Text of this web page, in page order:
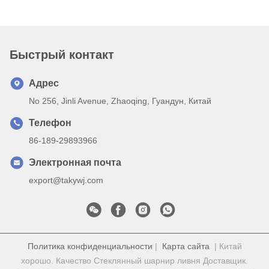
Быстрый контакт
Адрес
No 256, Jinli Avenue, Zhaoqing, Гуандун, Китай
Телефон
86-189-29893966
Электронная почта
export@takywj.com
Политика конфиденциальности | Карта сайта | Китай
хорошо. Качество Стеклянный шарнир ливня Доставщик.